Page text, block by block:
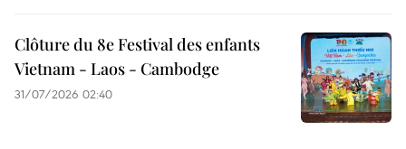
Clôture du 8e Festival des enfants
Vietnam - Laos - Cambodge
31/07/2026 02:40